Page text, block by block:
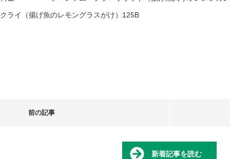
クライ（揚げ魚のレモングラスがけ）125B
前の記事
新着記事を読む